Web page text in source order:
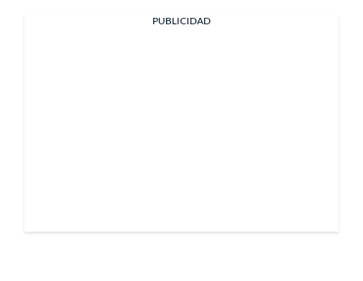
PUBLICIDAD